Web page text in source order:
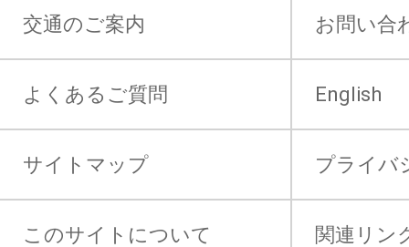
交通のご案内 お問い合
よくあるご質問 English
サイトマップ プライバ
このサイトについて 関連リン